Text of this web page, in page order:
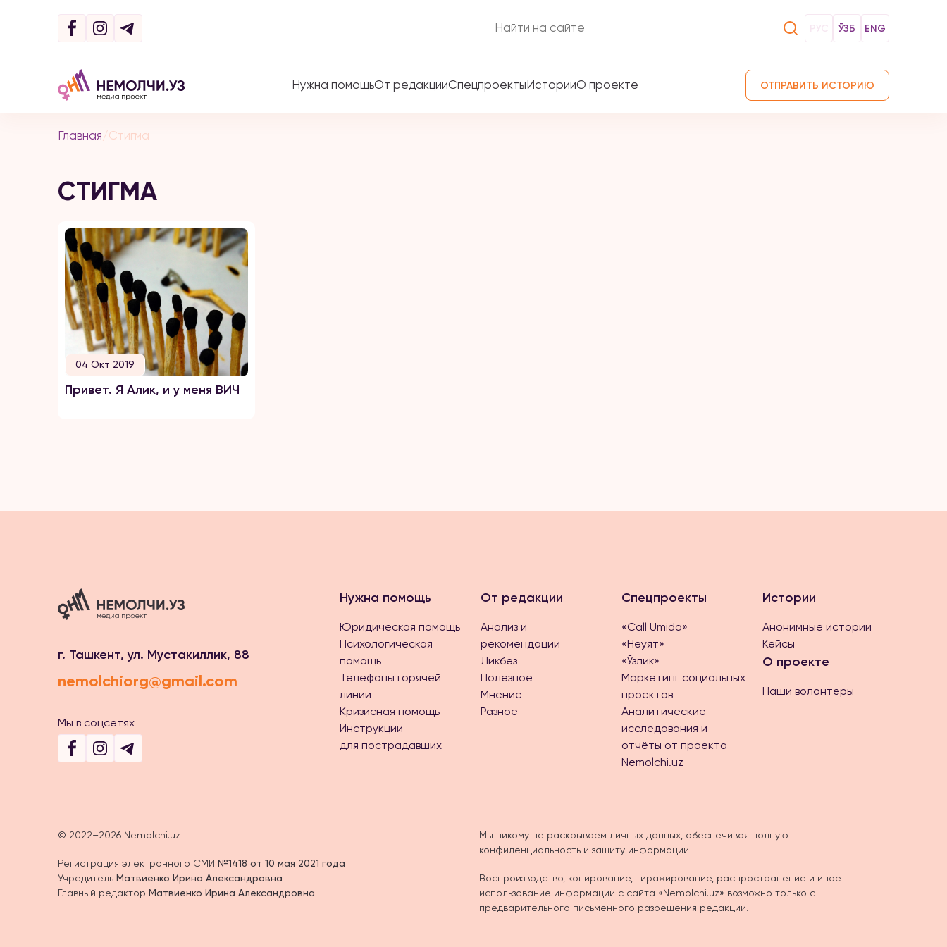
РУС ЎЗБ ENG
Нужна помощьОт редакцииСпецпроектыИсторииО проекте ОТПРАВИТЬ ИСТОРИЮ
Главная/Стигма
СТИГМА
04 Окт 2019
Привет. Я Алик, и у меня ВИЧ
г. Ташкент, ул. Мустакиллик, 88
nemolchiorg@gmail.com
Мы в соцсетях
Нужна помощь
Юридическая помощь
Психологическая
помощь
Телефоны горячей
линии
Кризисная помощь
Инструкции
для пострадавших
От редакции
Анализ и
рекомендации
Ликбез
Полезное
Мнение
Разное
Спецпроекты
«Call Umida»
«Неуят»
«Ўзлик»
Маркетинг социальных
проектов
Аналитические
исследования и
отчёты от проекта
Nemolchi.uz
Истории
Анонимные истории
Кейсы
О проекте
Наши волонтёры
© 2022–2026 Nemolchi.uz
Регистрация электронного СМИ №1418 от 10 мая 2021 года
Учредитель Матвиенко Ирина Александровна
Главный редактор Матвиенко Ирина Александровна
Мы никому не раскрываем личных данных, обеспечивая полную
конфиденциальность и защиту информации
Воспроизводство, копирование, тиражирование, распространение и иное
использование информации с сайта «Nemolchi.uz» возможно только с
предварительного письменного разрешения редакции.